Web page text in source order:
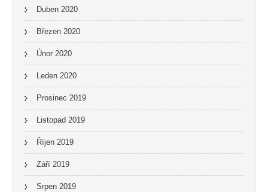
Duben 2020
Březen 2020
Únor 2020
Leden 2020
Prosinec 2019
Listopad 2019
Říjen 2019
Září 2019
Srpen 2019